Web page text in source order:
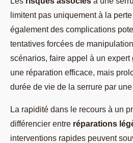
limitent pas uniquement à la
également des complications
tentatives forcées de
scénarios, faire appel à un
une réparation efficace, mais
durée de vie de la serrure par une
La rapidité dans le recours à un
différencier entre réparations
interventions rapides peuvent